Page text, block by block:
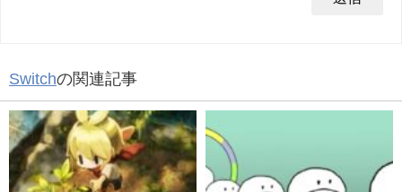
Switchの関連記事